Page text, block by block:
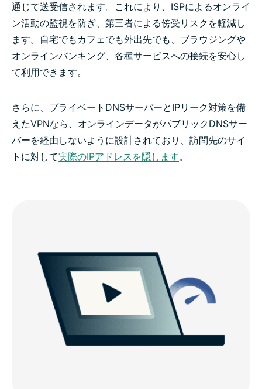
通じて送受信されます。これにより、ISPによるオンライ
ン活動の監視を防ぎ、第三者による傍受リスクを軽減し
ます。自宅でもカフェでも外出先でも、ブラウジングや
オンラインバンキング、各種サービスへの接続を安心し
て利用できます。
さらに、プライベートDNSサーバーとIPリーク対策を備
えたVPNなら、オンラインデータがパブリックDNSサー
バーを経由しないように設計されており、訪問先のサイ
トに対して実際のIPアドレスを隠します。